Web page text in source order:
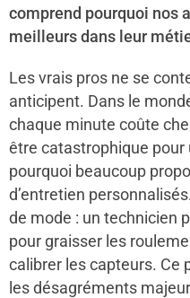
comprend pourquoi nos
meilleurs dans leur
Les vrais pros ne se
anticipent. Dans le
chaque minute coûte
être catastrophique pour
pourquoi beaucoup
d’entretien
de mode : un technicien
pour graisser les
calibrer les capteurs. Ce
les désagréments